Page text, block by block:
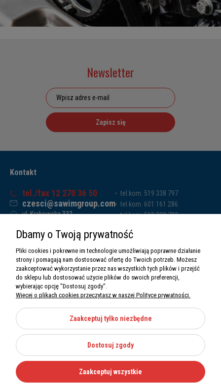
Newsletter
Zapisz się
Kontakt
tel./fax 12 270 36 50
czesci@sawimgroup.com
ul. Krakowska 332,
Sawim Group Mariusz Zdyb sp. k.
NIP: 5130284470
REGON: 5246591010
tel.kom. 519 338 797
tel.kom. 601 161 286
tel.kom. 519 338 793
O nas
Informacje
Moje konto
Kategorie
Dbamy o Twoją prywatność
Pliki cookies i pokrewne im technologie umożliwiają poprawne działanie
strony i pomagają nam dostosować ofertę do Twoich potrzeb. Możesz
zaakceptować wykorzystanie przez nas wszystkich tych plików i przejść
do sklepu lub dostosować użycie plików do swoich preferencji,
wybierając opcję "Dostosuj zgody".
Więcej o plikach cookies przeczytasz w naszej Polityce prywatności.
Zaakceptuj tylko niezbędne
Dostosuj zgody
Zaakceptuj wszystkie